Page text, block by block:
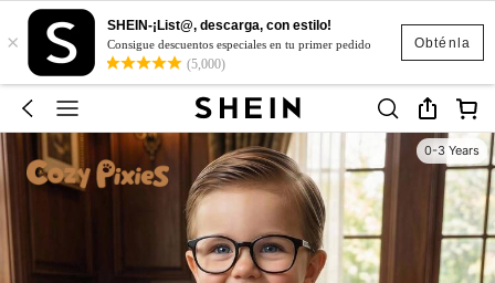
Obténla
×
SHEIN-¡List@, descarga, con estilo!
Consigue descuentos especiales en tu primer pedido
(5,000)
0-3 Years